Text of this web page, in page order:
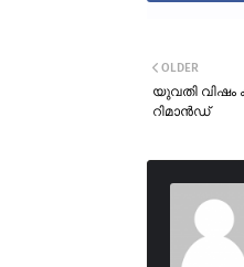
OLDER
യുവതി വിഷം
റിമാൻഡ്